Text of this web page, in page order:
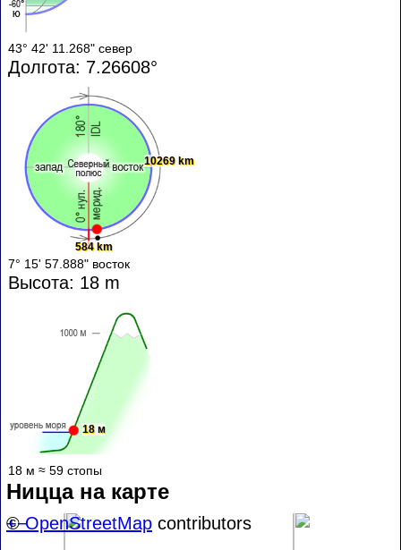
43° 42' 11.268" север
Долгота: 7.26608°
584 km
10269 km
7° 15' 57.888" восток
Высота: 18 m
18 м
18 м ≈ 59 стопы
Ницца на карте
+−
©OpenStreetMap contributors